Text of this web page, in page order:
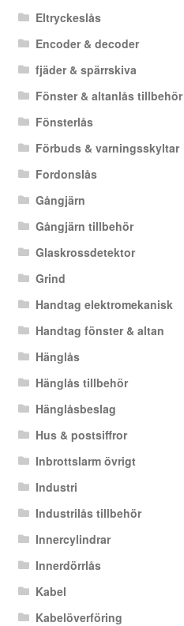
Eltryckeslås
Encoder & decoder
fjäder & spärrskiva
Fönster & altanlås tillbehör
Fönsterlås
Förbuds & varningsskyltar
Fordonslås
Gångjärn
Gångjärn tillbehör
Glaskrossdetektor
Grind
Handtag elektromekanisk
Handtag fönster & altan
Hänglås
Hänglås tillbehör
Hänglåsbeslag
Hus & postsiffror
Inbrottslarm övrigt
Industri
Industrilås tillbehör
Innercylindrar
Innerdörrlås
Kabel
Kabelöverföring